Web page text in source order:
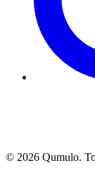
© 2026 Qumulo.